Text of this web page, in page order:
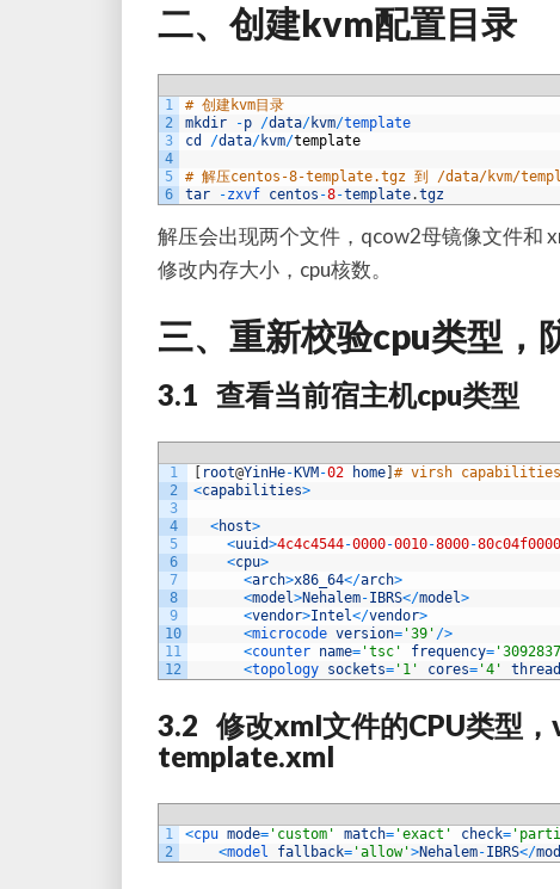
二、创建kvm配置目录
1
2
3
4
5
6
# 创建kvm目录
mkdir
-p /data/kvm/template
cd
/data/kvm/template
# 解压centos-8-template.tgz 到 /data/kvm/
tar
-zxvf centos -8-template.tgz
解压会出现两个文件，qcow2母镜像文件和
修改内存大小，cpu核数。
三、重新校验cpu类型，
3.1 查看当前宿主机cpu类型
1
2
3
4
5
6
7
8
9
10
11
12
[ root@YinHe-KVM-02 home] # virsh capabilities
<capabilities>
<host>
<uuid>4c4c4544-0000-0010-8000-
<cpu>
<arch>x86_64</arch>
<model>Nehalem-IBRS</model>
<vendor>Intel</vendor>
<microcode version= '39' />
<counter name= 'tsc' frequency=
<topology sockets= '1' cores= '4'
3.2 修改xml文件的CPU类型
template.xml
1
2
<cpu mode= 'custom' match= 'exact' check=
<model fallback= 'allow'>Nehalem-IBRS</